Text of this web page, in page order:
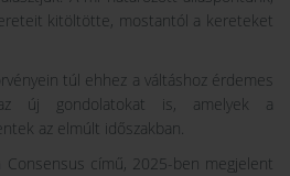
kitöltötte, mostantól a kereteket
túl ehhez a váltáshoz érdemes
az új gondolatokat is, amelyek a
az elmúlt időszakban.
Consensus című, 2025-ben megjelent